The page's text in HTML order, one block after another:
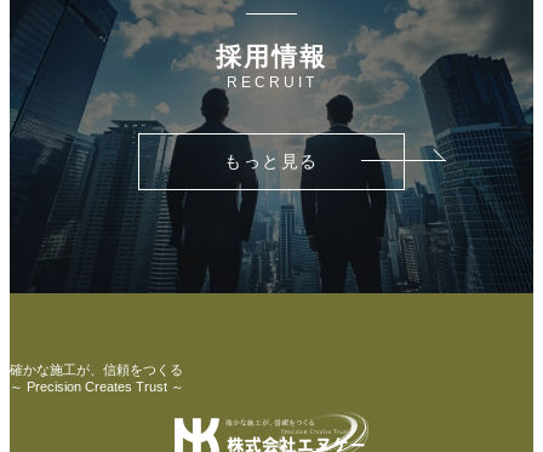
採用情報
RECRUIT
もっと見る
確かな施工が、信頼をつくる
～ Precision Creates Trust ～